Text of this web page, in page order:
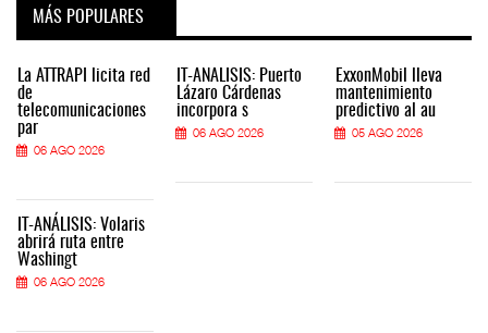
MÁS POPULARES
La ATTRAPI licita red
de
telecomunicaciones
par
06 AGO 2026
IT-ANÁLISIS: Volaris
abrirá ruta entre
Washingt
06 AGO 2026
IT-ANÁLISIS: Puerto
Lázaro Cárdenas
incorpora s
06 AGO 2026
ExxonMobil lleva
mantenimiento
predictivo al au
05 AGO 2026